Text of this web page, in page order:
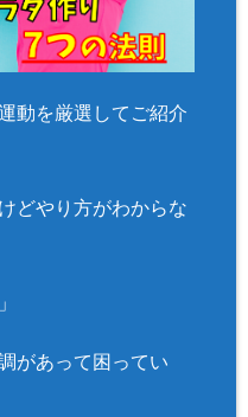
動を厳選してご紹介
どやり方がわからな
があって困ってい